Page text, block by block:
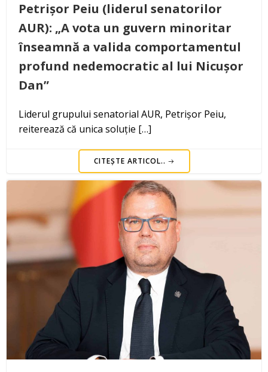
Petrișor Peiu (liderul senatorilor
AUR): „A vota un guvern minoritar
înseamnă a valida comportamentul
profund nedemocratic al lui Nicușor
Dan”
Liderul grupului senatorial AUR, Petrișor Peiu,
reiterează că unica soluție […]
CITEȘTE ARTICOL..